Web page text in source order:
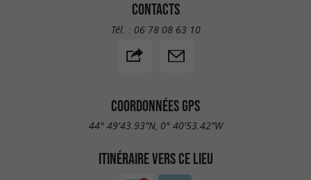
CONTACTS
Tél. : 06 78 08 63 10
COORDONNÉES GPS
44° 49'43.93"N, 0° 40'53.42"W
ITINÉRAIRE VERS CE LIEU